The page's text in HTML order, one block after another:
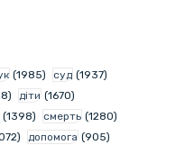
(1985) суд (1937)
діти (1670)
(1398) смерть (1280)
допомога (905)